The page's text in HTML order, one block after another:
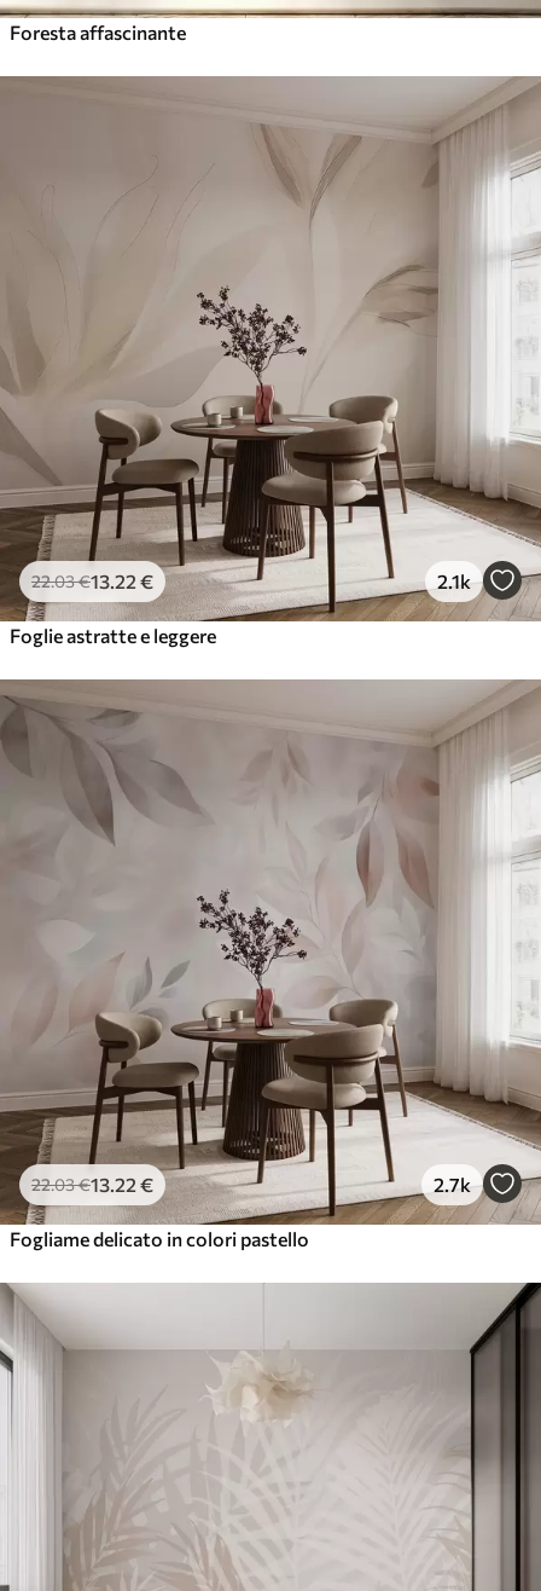
Foresta affascinante
22.03€13 .22 € 2.1k
Foglie astratte e leggere
22.03€13 .22 € 2.7k
Fogliame delicato in colori pastello